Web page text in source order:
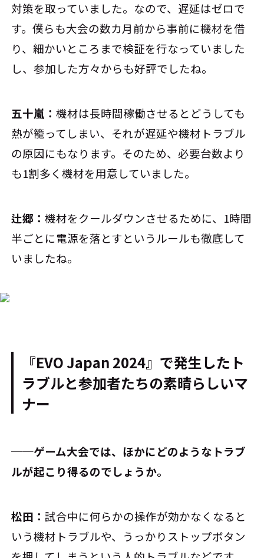
対策を取っていました。なので、遅延はゼロで
す。僕らも大会の数カ月前から事前に機材を借
り、細かいところまで検証を行なっていました
し、参加した方々からも好評でしたね。
五十嵐：機材は長時間稼働させるとどうしても
熱が籠ってしまい、それが遅延や機材トラブル
の原因にもなります。そのため、必要台数より
も1割多く機材を用意していました。
辻郷：機材をクールダウンさせるために、1時間
半ごとに電源を落とすというルールも徹底して
いましたね。
『EVO Japan 2024』で発生したト
ラブルと参加者たちの素晴らしいマ
ナー
──ゲーム大会では、ほかにどのようなトラブ
ルが起こり得るのでしょうか。
松田：試合中に何らかの操作が効かなくなると
いう機材トラブルや、うっかりストップボタン